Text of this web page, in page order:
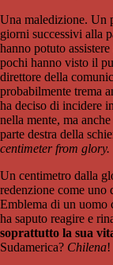
Una maledizione. Un
giorni successivi alla
hanno potuto
pochi hanno visto il
direttore della
probabilmente trema
ha deciso di incidere
nella mente, ma
parte destra della
centimeter from glory.
Un centimetro dalla
redenzione come uno
Emblema di un uomo
ha saputo reagire e
soprattutto la sua
Sudamerica? Chilena!